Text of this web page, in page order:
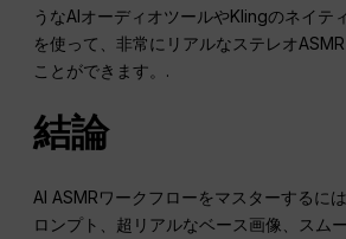
うなAIオーディオツールやKlingのネイテ
を使って、非常にリアルなステレオ
ことができます。.
結論
AI ASMRワークフローをマスターするに
ロンプト、超リアルなベース画像、スム